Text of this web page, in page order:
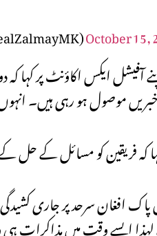
October 15,
آفیشل ایکس اکاؤنٹ پر کہا
موصول ہو رہی ہیں۔
کہ فریقین کو مسائل کے حل کے
افغان سرحد پر جاری
ایسے وقت میں مذاکرات